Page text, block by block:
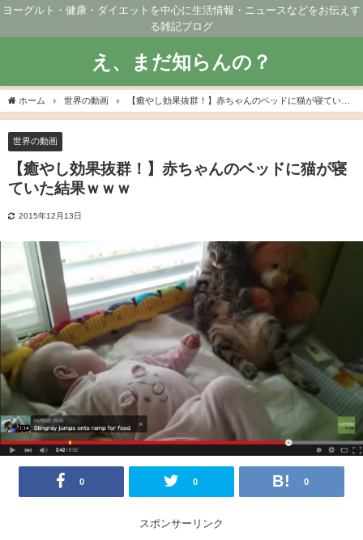
ヨーグルト・健康・ダイエットを中心に生活情報・ニュースなどをお伝えす
る雑記ブログ
え、まだ知らんの？
ホーム 世界の動画
【癒やし効果抜群！】赤ちゃんのベッドに猫が寝ていた
結果ｗｗｗ
世界の動画
【癒やし効果抜群！】赤ちゃんのベッドに猫が寝
ていた結果ｗｗｗ
2015年12月13日
0 0 0
スポンサーリンク